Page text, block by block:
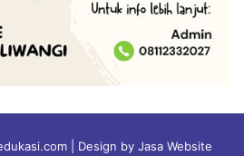
| Design by Jasa Website